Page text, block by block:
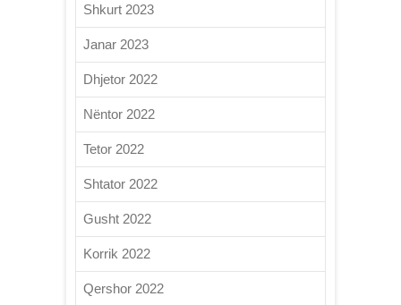
Shkurt 2023
Janar 2023
Dhjetor 2022
Nëntor 2022
Tetor 2022
Shtator 2022
Gusht 2022
Korrik 2022
Qershor 2022